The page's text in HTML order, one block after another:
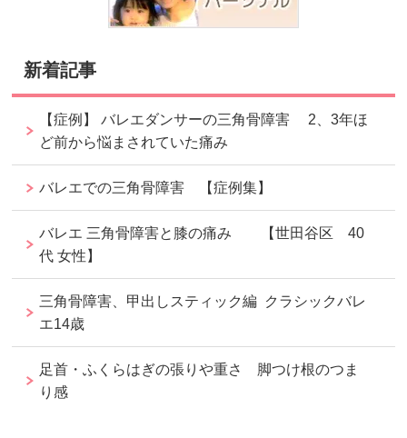
新着記事
【症例】 バレエダンサーの三角骨障害 2、3年ほ
ど前から悩まされていた痛み
バレエでの三角骨障害 【症例集】
バレエ 三角骨障害と膝の痛み 【世田谷区 40
代 女性】
三角骨障害、甲出しスティック編 クラシックバレ
エ14歳
足首・ふくらはぎの張りや重さ 脚つけ根のつま
り感